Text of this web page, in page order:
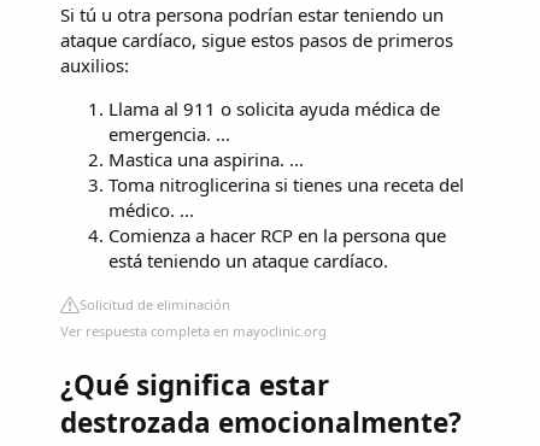
Si tú u otra persona podrían estar teniendo un
ataque cardíaco, sigue estos pasos de primeros
auxilios:
Llama al 911 o solicita ayuda médica de
emergencia. ...
Mastica una aspirina. ...
Toma nitroglicerina si tienes una receta del
médico. ...
Comienza a hacer RCP en la persona que
está teniendo un ataque cardíaco.
Solicitud de eliminación
Ver respuesta completa en mayoclinic.org
¿Qué significa estar
destrozada emocionalmente?